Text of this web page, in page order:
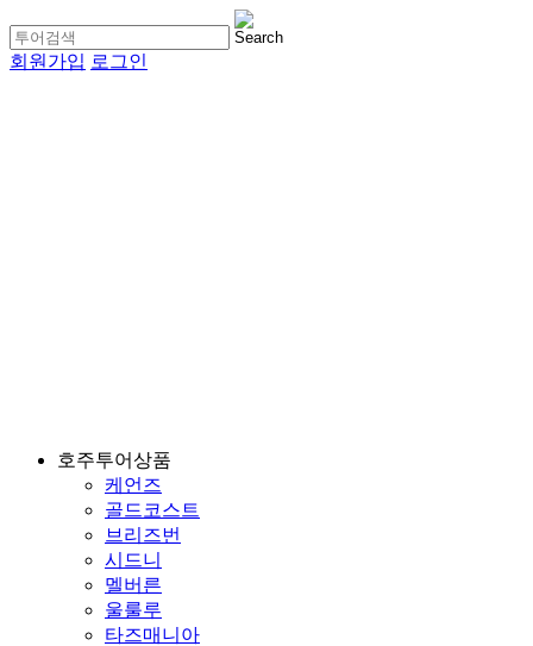
회원가입 로그인
호주투어상품
케언즈
골드코스트
브리즈번
시드니
멜버른
울룰루
타즈매니아